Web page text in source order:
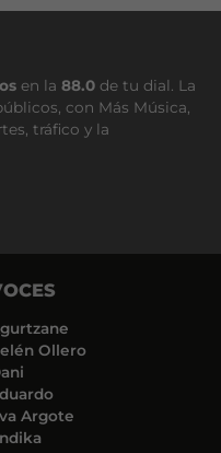
en la 88.0 de tu dial. La
con Más Música,
tráfico y la
Ollero
Argote